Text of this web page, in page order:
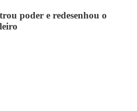
poder e redesenhou o